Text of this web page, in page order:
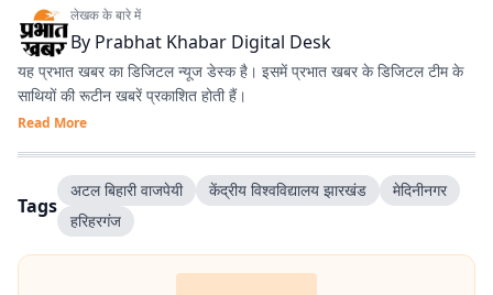
लेखक के बारे में
By Prabhat Khabar Digital Desk
यह प्रभात खबर का डिजिटल न्यूज डेस्क है। इसमें प्रभात खबर के डिजिटल टीम के
साथियों की रूटीन खबरें प्रकाशित होती हैं।
Read More
Tags
अटल बिहारी वाजपेयी केंद्रीय विश्वविद्यालय झारखंड
मेदिनीनगर
हरिहरगंज